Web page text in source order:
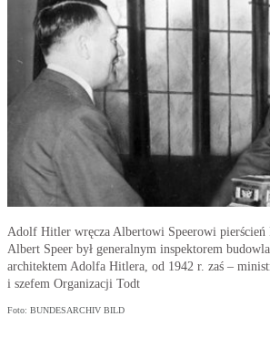
Adolf Hitler wręcza Albertowi Speerowi pierścień
Albert Speer był generalnym inspektorem
architektem Adolfa Hitlera, od 1942 r. zaś –
i szefem Organizacji Todt
Foto: BUNDESARCHIV BILD